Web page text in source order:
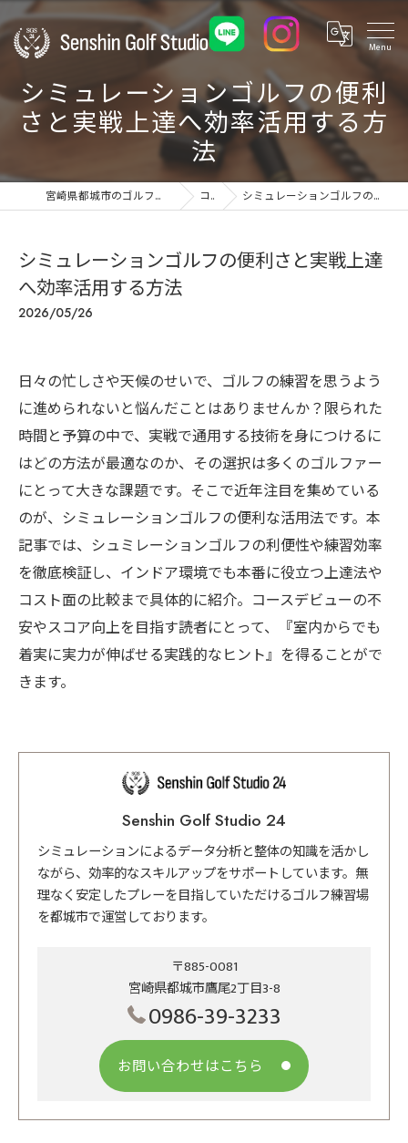
シミュレーションゴルフの便利
さと実戦上達へ効率活用する方
法
宮崎県都城市のゴルフ練習場ならSenshin Golf Studio 24 コラム シミュレーションゴルフの便利さと実戦上達へ効率活用する方法
シミュレーションゴルフの便利さと実戦上達
へ効率活用する方法
2026/05/26
日々の忙しさや天候のせいで、ゴルフの練習を思うよう
に進められないと悩んだことはありませんか？限られた
時間と予算の中で、実戦で通用する技術を身につけるに
はどの方法が最適なのか、その選択は多くのゴルファー
にとって大きな課題です。そこで近年注目を集めている
のが、シミュレーションゴルフの便利な活用法です。本
記事では、シュミレーションゴルフの利便性や練習効率
を徹底検証し、インドア環境でも本番に役立つ上達法や
コスト面の比較まで具体的に紹介。コースデビューの不
安やスコア向上を目指す読者にとって、『室内からでも
着実に実力が伸ばせる実践的なヒント』を得ることがで
きます。
Senshin Golf Studio 24
シミュレーションによるデータ分析と整体の知識を活かし
ながら、効率的なスキルアップをサポートしています。無
理なく安定したプレーを目指していただけるゴルフ練習場
を都城市で運営しております。
〒885-0081
宮崎県都城市鷹尾2丁目3-8
0986-39-3233
お問い合わせはこちら